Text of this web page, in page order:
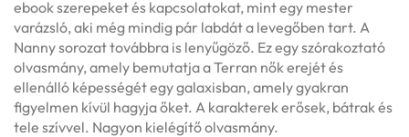
ebook szerepeket és kapcsolatokat, mint egy mester
varázsló, aki még mindig pár labdát a levegőben tart. A
Nanny sorozat továbbra is lenyűgöző. Ez egy szórakoztató
olvasmány, amely bemutatja a Terran nők erejét és
ellenálló képességét egy galaxisban, amely gyakran
figyelmen kívül hagyja őket. A karakterek erősek, bátrak és
tele szívvel. Nagyon kielégítő olvasmány.